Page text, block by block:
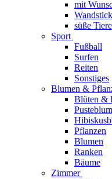
mit
süße Tiere
Sport
Fußball
Surfen
Reiten
Sonstiges
Blumen &
Blüten &
Pflanzen
Blumen
Ranken
Bäume
Zimmer